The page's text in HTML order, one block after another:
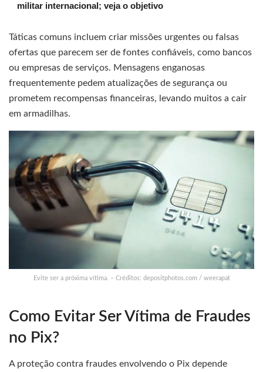
militar internacional; veja o objetivo
Táticas comuns incluem criar missões urgentes ou falsas
ofertas que parecem ser de fontes confiáveis, como bancos
ou empresas de serviços. Mensagens enganosas
frequentemente pedem atualizações de segurança ou
prometem recompensas financeiras, levando muitos a cair
em armadilhas.
Evite ser a próxima vítima. – Créditos: depositphotos.com / weerapat
Como Evitar Ser Vítima de Fraudes
no Pix?
A proteção contra fraudes envolvendo o Pix depende